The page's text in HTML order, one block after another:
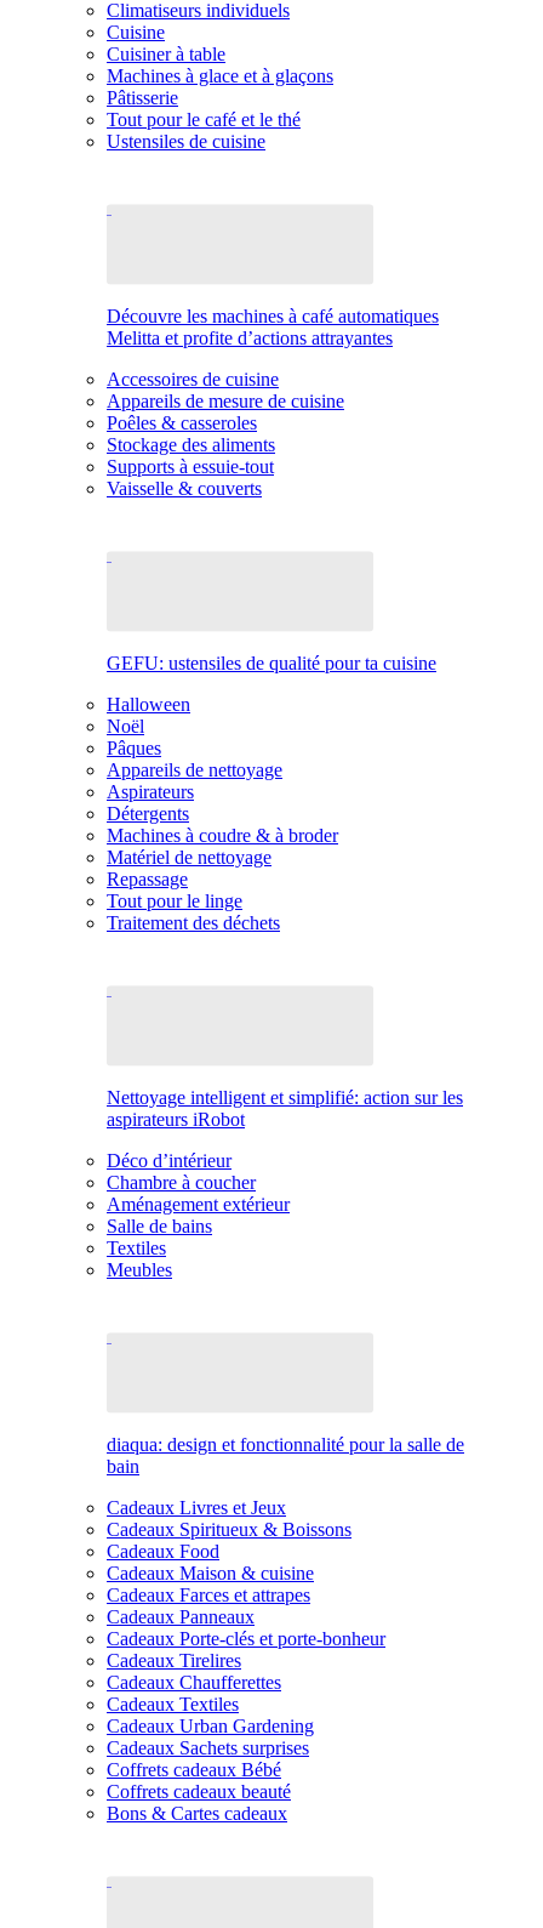
Climatiseurs individuels
Cuisine
Cuisiner à table
Machines à glace et à glaçons
Pâtisserie
Tout pour le café et le thé
Ustensiles de cuisine
Découvre les machines à café automatiques
Melitta et profite d’actions attrayantes
Accessoires de cuisine
Appareils de mesure de cuisine
Poêles & casseroles
Stockage des aliments
Supports à essuie-tout
Vaisselle & couverts
GEFU: ustensiles de qualité pour ta cuisine
Halloween
Noël
Pâques
Appareils de nettoyage
Aspirateurs
Détergents
Machines à coudre & à broder
Matériel de nettoyage
Repassage
Tout pour le linge
Traitement des déchets
Nettoyage intelligent et simplifié: action sur les
aspirateurs iRobot
Déco d’intérieur
Chambre à coucher
Aménagement extérieur
Salle de bains
Textiles
Meubles
diaqua: design et fonctionnalité pour la salle de
bain
Cadeaux Livres et Jeux
Cadeaux Spiritueux & Boissons
Cadeaux Food
Cadeaux Maison & cuisine
Cadeaux Farces et attrapes
Cadeaux Panneaux
Cadeaux Porte-clés et porte-bonheur
Cadeaux Tirelires
Cadeaux Chaufferettes
Cadeaux Textiles
Cadeaux Urban Gardening
Cadeaux Sachets surprises
Coffrets cadeaux Bébé
Coffrets cadeaux beauté
Bons & Cartes cadeaux